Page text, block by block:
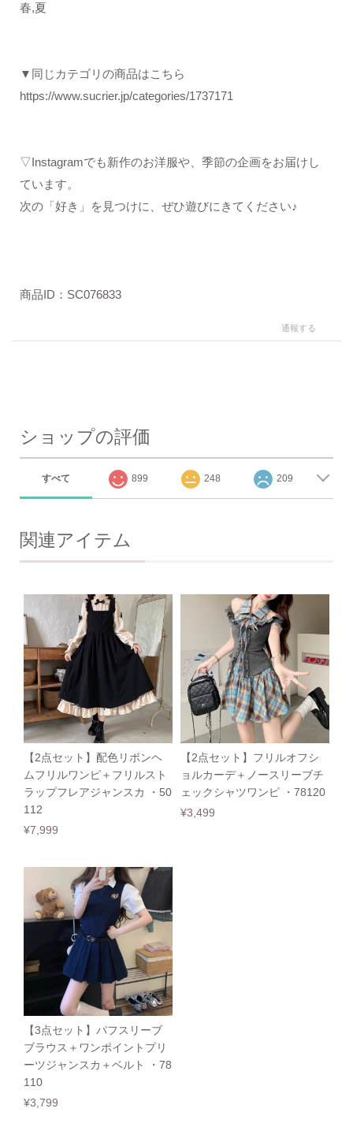
春,夏
▼同じカテゴリの商品はこちら
https://www.sucrier.jp/categories/1737171
▽Instagramでも新作のお洋服や、季節の企画をお届けし
ています。
次の「好き」を見つけに、ぜひ遊びにきてください♪
商品ID：SC076833
通報する
ショップの評価
すべて 899 248 209
関連アイテム
【2点セット】配色リボンヘ
ムフリルワンピ＋フリルスト
ラップフレアジャンスカ ・50
112
¥7,999
【2点セット】フリルオフシ
ョルカーデ＋ノースリーブチ
ェックシャツワンピ ・78120
¥3,499
【3点セット】パフスリーブ
ブラウス＋ワンポイントプリ
ーツジャンスカ＋ベルト ・78
110
¥3,799